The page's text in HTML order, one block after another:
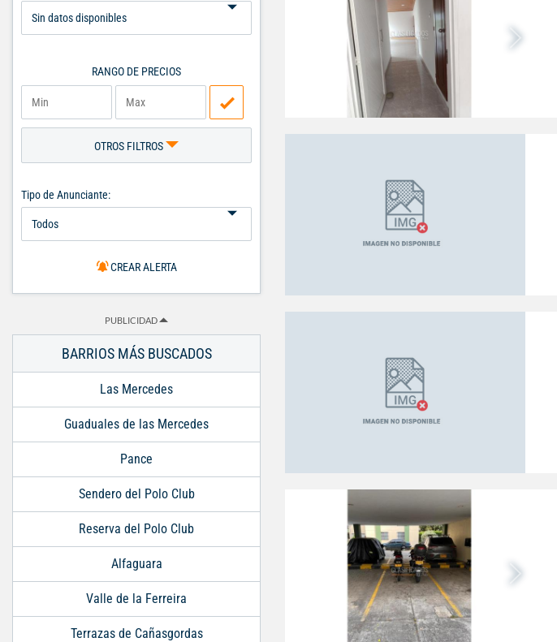
RANGO DE PRECIOS
OTROS FILTROS
Tipo de Anunciante:
CREAR ALERTA
PUBLICIDAD
BARRIOS MÁS BUSCADOS
Las Mercedes
Guaduales de las Mercedes
Pance
Sendero del Polo Club
Reserva del Polo Club
Alfaguara
Valle de la Ferreira
Terrazas de Cañasgordas